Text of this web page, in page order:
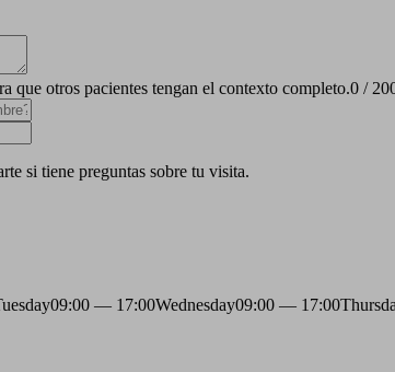
que otros pacientes tengan el contexto completo.0 /
si tiene preguntas sobre tu visita.
09:00 — 17:00Wednesday09:00 — 17:00